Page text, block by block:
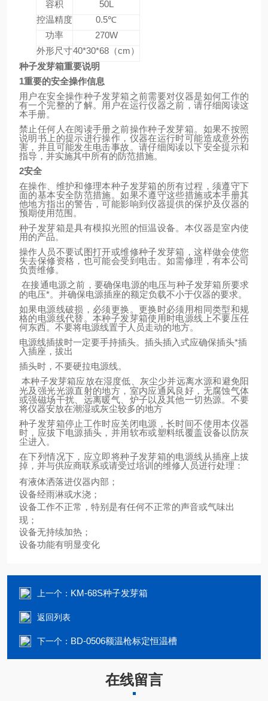
容积
50L
控温精度
0.5℃
功率
270W
外形尺寸40*30*68 （cm）
种子发芽箱重要说明
1重要的安全操作信息
用户在安全操作种子发芽箱之前需要对仪器是如何工作的
有一个完整的了解。用户在运行仪器之前，请仔细阅读这
本手册。
禁止任何人在阅读手册之前操作种子发芽箱。如果不按照
说明书上的提示进行操作，仪器在运行时可能造成意外伤
害，并且可能发生电击事故。请仔细阅读以下安全提示和
指导，并实施其中所有的防范措施。
2安全
在操作、维护和修理本种子发芽箱的所有过程，须遵守下
面的基本安全防范措施。如果不遵守这些措施或本手册其
他地方指出的警告，可能影响到仪器提供的保护及仪器的
预期使用范围。
种子发芽箱是具有模拟光照的恒温设备。本仪器是室内使
用的产品。
操作人员不要试图打开或维修种子发芽箱，这样做会使您
失去保修资格，也可能会受到电击。如需修理，有本公司
负责维修。
在接通电源之前，要确保电源的电压与种子发芽箱所要求
的电压*。并确保电源插座的额定负载不小于仪器的要求。
如果电源线破损，必须更换。更换时必须用相同类型和规
格的电源线代替。本种子发芽箱使用时电源线上不要压任
何东西。不要将电源线置于人员走动的地方。
电源线插拔时一定要手持插头。插头插入式应确保插头*插
入插座，拔出
插头时，不要硬拉电源线。
本种子发芽箱应放在湿度低、灰尘少并远离水源和避免阳
光及强光光源直射的地方，室内应通风良好，无腐蚀气体
或强磁场干扰、远离暖气、炉子以及其他一切热源。不要
将仪器安放在潮湿或灰尘较多的地方
种子发芽箱停止工作时应关闭电源，长时间不使用本仪器
时，应拔下电源插头，并用软布或塑料纸覆盖设备以防灰
尘进入。
在下列情况下，应立即将种子发芽箱的电源线从插座上拔
掉，并与供应商联系或请受过培训的维修人员进行处理：
有液体洒落进仪器内部；
设备经雨淋或水浇；
设备工作不正常，特别是有任何不正常的声音或气味出
现；
设备无持续加热；
设备功能有明显变化
上一个： KM-68S种子发芽箱
返回列表
下一个： BD-0506额温枪标定恒温槽
在线留言